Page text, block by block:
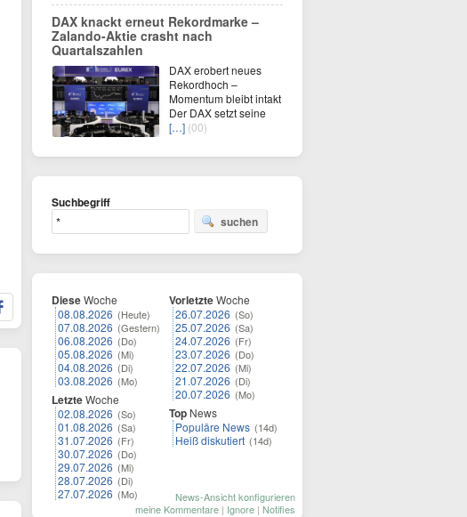
DAX knackt erneut Rekordmarke –
Zalando-Aktie crasht nach
Quartalszahlen
DAX erobert neues
Rekordhoch –
Momentum bleibt intakt
Der DAX setzt seine
[…] (00)
Suchbegriff
suchen
DieseWoche
08.08.2026 (Heute)
07.08.2026 (Gestern)
06.08.2026 (Do)
05.08.2026 (Mi)
04.08.2026 (Di)
03.08.2026 (Mo)
LetzteWoche
02.08.2026 (So)
01.08.2026 (Sa)
31.07.2026 (Fr)
30.07.2026 (Do)
29.07.2026 (Mi)
28.07.2026 (Di)
27.07.2026 (Mo)
VorletzteWoche
26.07.2026 (So)
25.07.2026 (Sa)
24.07.2026 (Fr)
23.07.2026 (Do)
22.07.2026 (Mi)
21.07.2026 (Di)
20.07.2026 (Mo)
Top News
Populäre News (14d)
Heiß diskutiert (14d)
News-Ansicht konfigurieren
meine Kommentare | Ignore | Notifies